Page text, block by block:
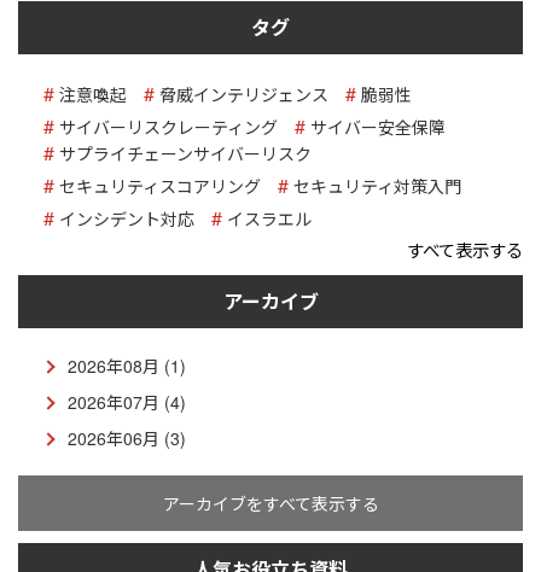
タグ
注意喚起 脅威インテリジェンス
脆弱性
サイバーリスクレーティング
サイバー安全保障
サプライチェーンサイバーリスク
セキュリティスコアリング
セキュリティ対策入門
インシデント対応
イスラエル
すべて表示する
アーカイブ
2026年08月 (1)
2026年07月 (4)
2026年06月 (3)
アーカイブをすべて表示する